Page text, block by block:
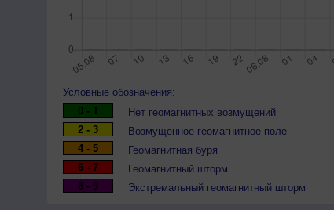
Условные обозначения:
0 - 1
Нет геомагнитных возмущений
2 - 3
Возмущенное геомагнитное поле
4 - 5
Геомагнитная буря
6 - 7
Геомагнитный шторм
8 - 9
Экстремальный геомагнитный шторм